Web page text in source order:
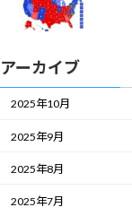
アーカイブ
2025年10月
2025年9月
2025年8月
2025年7月